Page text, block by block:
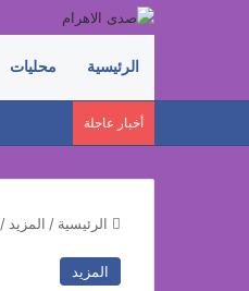
الرئيسية محليات
أخبار عاجلة
الرئيسية / المزيد /
المزيد